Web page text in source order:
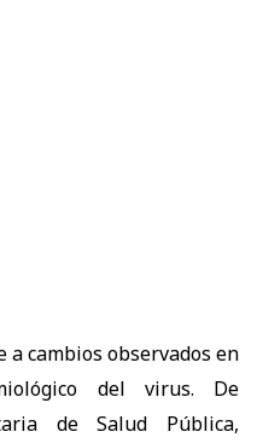
cambios observados en
del virus. De
de Salud Pública,